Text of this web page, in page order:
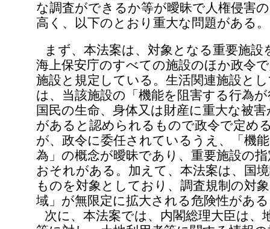
な調査ができるか等が曖昧で人権侵害
高く、以下のとおり重大な問題がある。
まず、本法案は、対象となる重要施設
海上保安庁のすべての施設のほか政令
施設と規定している。生活関連施設と
は、当該施設の「機能を阻害する行為
国民の生命、身体又は財産に重大な被
があると認められるもので政令で定め
が、政令に委任されているうえ、「機
為」の概念が曖昧であり、重要施設の
おそれがある。加えて、本法案は、国
ものを対象としており、調査規制の対
域」が無限定に拡大される危険性があ
次に、本法案では、内閣総理大臣は、